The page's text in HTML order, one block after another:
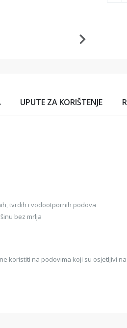
UPUTE ZA KORIŠTENJE
tvrdih i vodootpornih podova
bez mrlja
koristiti na podovima koji su osjetljivi